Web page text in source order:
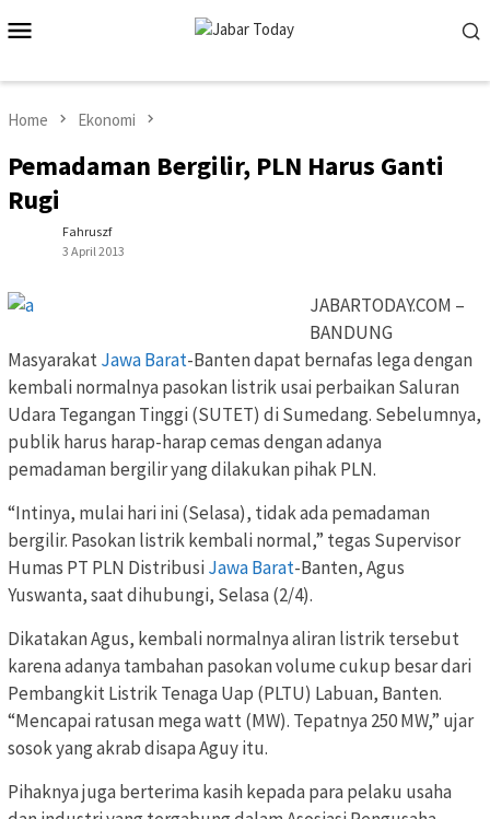
to
Home Ekonomi
Pemadaman Bergilir, PLN Harus Ganti
Rugi
Fahruszf
3 April 2013
JABARTODAY.COM –
BANDUNG
MasyarakatJawa Barat-Banten dapat bernafas lega dengan
kembali normalnya pasokan listrik usai perbaikan Saluran
Udara Tegangan Tinggi (SUTET) di Sumedang. Sebelumnya,
publik harus harap-harap cemas dengan adanya
pemadaman bergilir yang dilakukan pihak PLN.
“Intinya, mulai hari ini (Selasa), tidak ada pemadaman
bergilir. Pasokan listrik kembali normal,” tegas Supervisor
Humas PT PLN DistribusiJawa Barat-Banten, Agus
Yuswanta, saat dihubungi, Selasa (2/4).
Dikatakan Agus, kembali normalnya aliran listrik tersebut
karena adanya tambahan pasokan volume cukup besar dari
Pembangkit Listrik Tenaga Uap (PLTU) Labuan, Banten.
“Mencapai ratusan mega watt (MW). Tepatnya 250 MW,” ujar
sosok yang akrab disapa Aguy itu.
Pihaknya juga berterima kasih kepada para pelaku usaha